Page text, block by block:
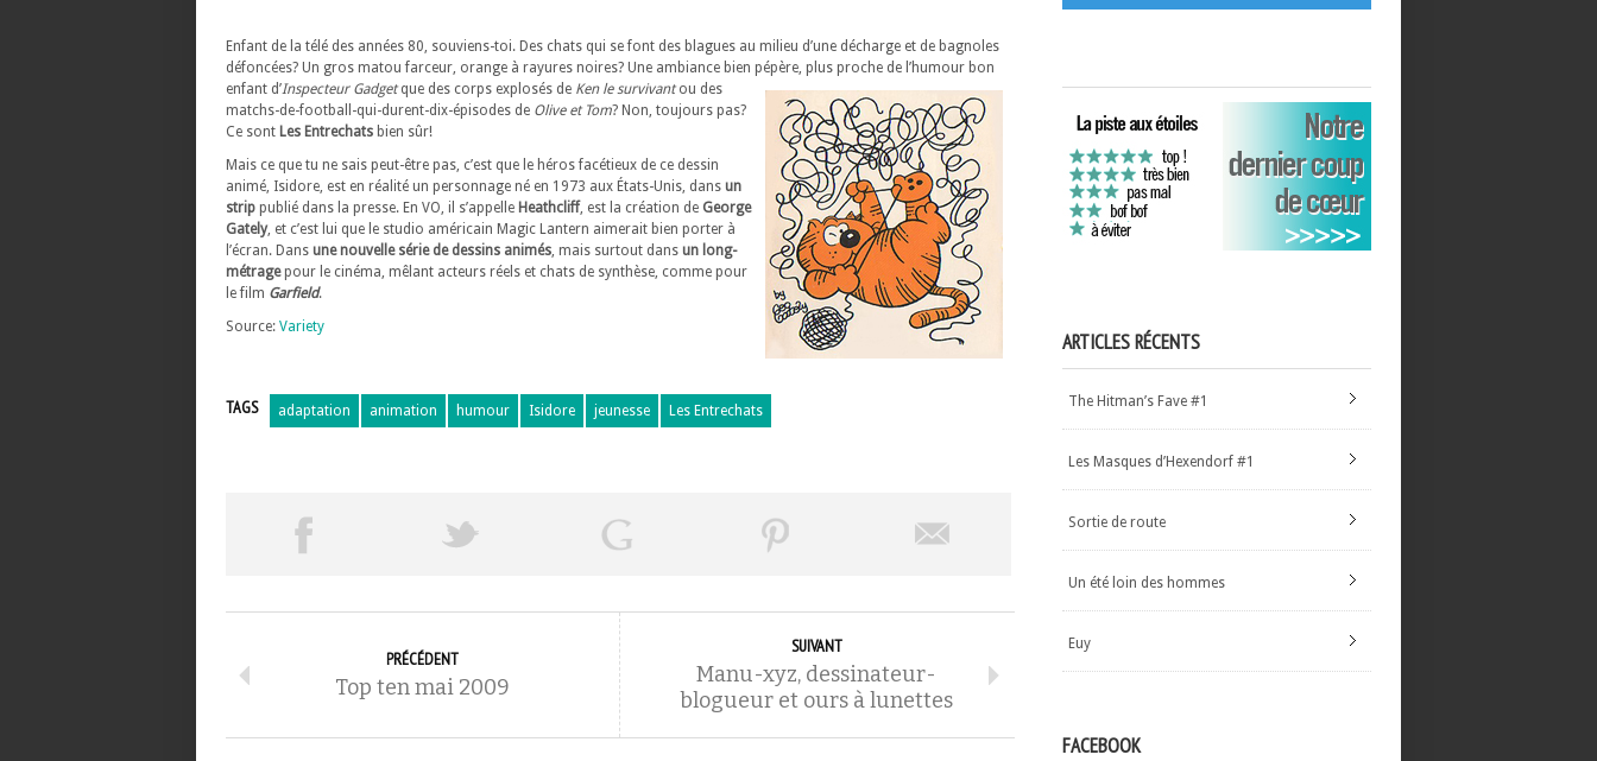
Enfant de la télé des années 80, souviens-toi. Des chats qui se font des blagues au milieu d’une décharge et de bagnoles
défoncées? Un gros matou farceur, orange à rayures noires? Une ambiance bien pépère, plus proche de l’humour bon
enfant d’Inspecteur Gadgetque des corps explosés de Ken le survivantou des
matchs-de-football-qui-durent-dix-épisodes de Olive et Tom? Non, toujours pas?
Ce sont Les Entrechats bien sûr!
Mais ce que tu ne sais peut-être pas, c’est que le héros facétieux de ce dessin
animé, Isidore, est en réalité un personnage né en 1973 aux États-Unis, dans un
strip publié dans la presse. En VO, il s’appelle Heathcliff, est la création de George
Gately, et c’est lui que le studio américain Magic Lantern aimerait bien porter à
l’écran. Dans une nouvelle série de dessins animés, mais surtout dans un long-
métragepour le cinéma, mêlant acteurs réels et chats de synthèse, comme pour
le film Garfield.
Source: Variety
TAGS adaptation animation humour Isidore jeunesse Les Entrechats
PRÉCÉDENT
Top ten mai 2009
SUIVANT
Manu-xyz, dessinateur-
blogueur et ours à lunettes
ARTICLES RÉCENTS
The Hitman’s Fave #1
Les Masques d’Hexendorf #1
Sortie de route
Un été loin des hommes
Euy
FACEBOOK